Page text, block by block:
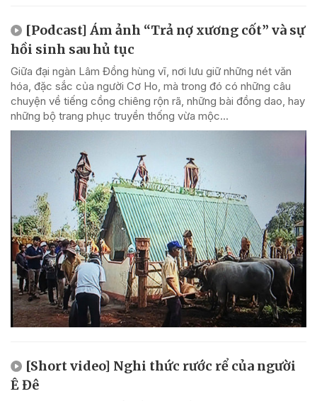
[Podcast] Ám ảnh “Trả nợ xương cốt” và sự
hồi sinh sau hủ tục
Giữa đại ngàn Lâm Đồng hùng vĩ, nơi lưu giữ những nét văn
hóa, đặc sắc của người Cơ Ho, mà trong đó có những câu
chuyện về tiếng cồng chiêng rộn rã, những bài đồng dao, hay
những bộ trang phục truyền thống vừa mộc...
[Short video] Nghi thức rước rể của người
Ê Đê